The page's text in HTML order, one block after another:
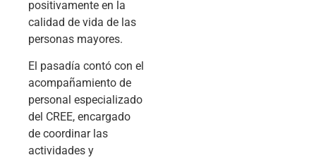
positivamente en la
calidad de vida de las
personas mayores.
El pasadía contó con el
acompañamiento de
personal especializado
del CREE, encargado
de coordinar las
actividades y